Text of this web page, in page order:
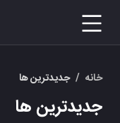
خانه / جدیدترین ها
جدیدترین ها